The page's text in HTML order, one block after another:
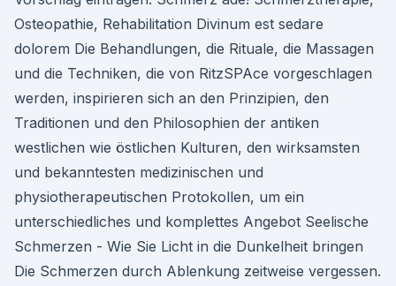
Osteopathie, Rehabilitation Divinum est sedare
dolorem Die Behandlungen, die Rituale, die Massagen
und die Techniken, die von RitzSPAce vorgeschlagen
werden, inspirieren sich an den Prinzipien, den
Traditionen und den Philosophien der antiken
westlichen wie östlichen Kulturen, den wirksamsten
und bekanntesten medizinischen und
physiotherapeutischen Protokollen, um ein
unterschiedliches und komplettes Angebot Seelische
Schmerzen - Wie Sie Licht in die Dunkelheit bringen
Die Schmerzen durch Ablenkung zeitweise vergessen.